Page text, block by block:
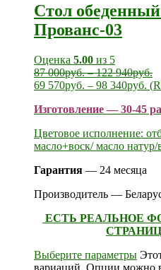
Стол
Прованс-03
Оценка 5.00 из 5
87 000руб.–122 940руб.
69 570руб. – 98 340руб. (
Изготовление — 30-45
Цветовое исполнение:
масло+воск/ масло
Гарантия — 24 месяца
Производитель —
ЕСТЬ РЕАЛЬНОЕ
Выберите параметры
вариаций. Опции можно